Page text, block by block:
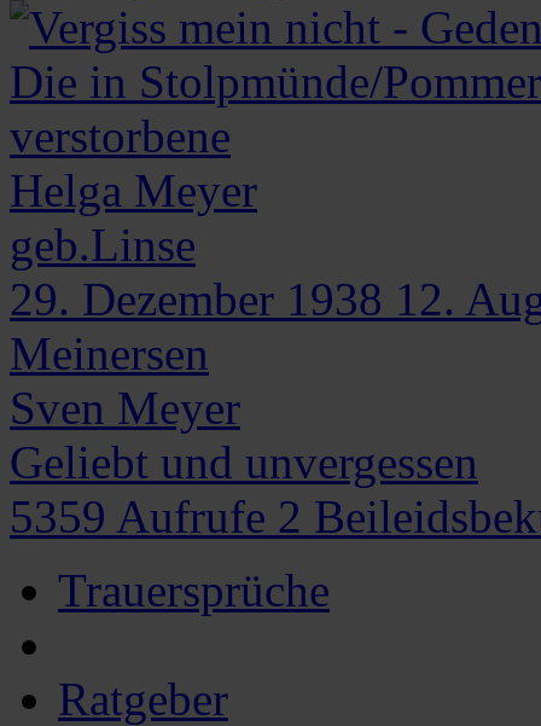
Die in Stolpmünde/
verstorbene
Helga Meyer
geb.Linse
29. Dezember 1938 12.
Meinersen
Sven Meyer
Geliebt und unvergessen
5359 Aufrufe 2
Trauersprüche
Ratgeber